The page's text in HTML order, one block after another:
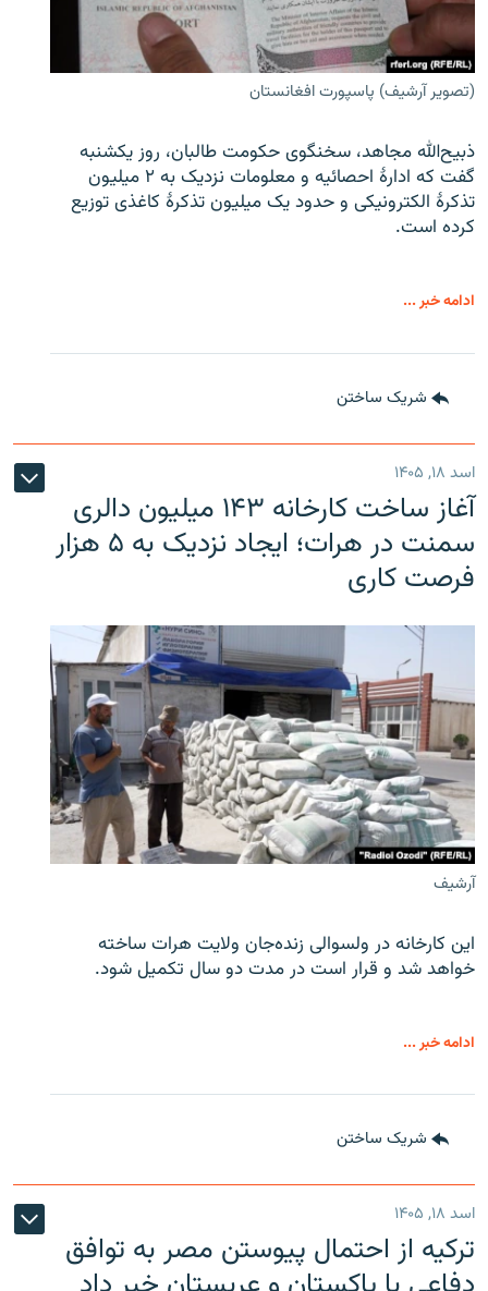
(تصویر آرشیف) پاسپورت افغانستان
ذبیح‌الله مجاهد، سخنگوی حکومت طالبان، روز یکشنبه
گفت که ادارهٔ احصائیه و معلومات نزدیک به ۲ میلیون
تذکرهٔ الکترونیکی و حدود یک میلیون تذکرهٔ کاغذی توزیع
کرده است.
ادامه خبر ...
شریک ساختن
اسد ۱۸, ۱۴۰۵
آغاز ساخت کارخانه ۱۴۳ میلیون دالری
سمنت در هرات؛ ایجاد نزدیک به ۵ هزار
فرصت کاری
آرشیف
این کارخانه در ولسوالی زنده‌جان ولایت هرات ساخته
خواهد شد و قرار است در مدت دو سال تکمیل شود.
ادامه خبر ...
شریک ساختن
اسد ۱۸, ۱۴۰۵
ترکیه از احتمال پیوستن مصر به توافق